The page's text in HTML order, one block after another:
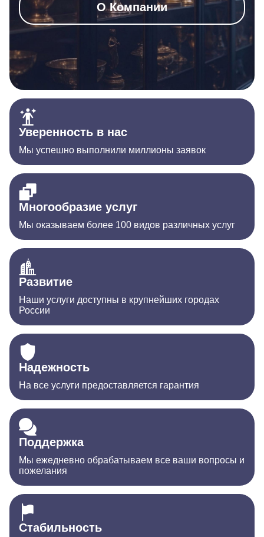
О Компании
Уверенность в нас
Мы успешно выполнили миллионы заявок
Многообразие услуг
Мы оказываем более 100 видов различных услуг
Развитие
Наши услуги доступны в крупнейших городах
России
Надежность
На все услуги предоставляется гарантия
Поддержка
Мы ежедневно обрабатываем все ваши вопросы и
пожелания
Стабильность